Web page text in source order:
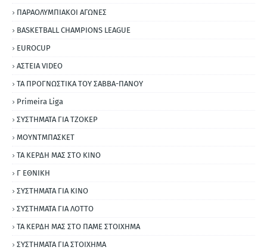
ΠΑΡΑΟΛΥΜΠΙΑΚΟΙ ΑΓΩΝΕΣ
BASKETBALL CHAMPIONS LEAGUE
EUROCUP
ΑΣΤΕΙΑ VIDEO
ΤΑ ΠΡΟΓΝΩΣΤΙΚΑ ΤΟΥ ΣΑΒΒΑ-ΠΑΝΟΥ
Primeira Liga
ΣΥΣΤΗΜΑΤΑ ΓΙΑ ΤΖΟΚΕΡ
ΜΟΥΝΤΜΠΑΣΚΕΤ
ΤΑ ΚΕΡΔΗ ΜΑΣ ΣΤΟ ΚΙΝΟ
Γ ΕΘΝΙΚΗ
ΣΥΣΤΗΜΑΤΑ ΓΙΑ ΚΙΝΟ
ΣΥΣΤΗΜΑΤΑ ΓΙΑ ΛΟΤΤΟ
ΤΑ ΚΕΡΔΗ ΜΑΣ ΣΤΟ ΠΑΜΕ ΣΤΟΙΧΗΜΑ
ΣΥΣΤΗΜΑΤΑ ΓΙΑ ΣΤΟΙΧΗΜΑ